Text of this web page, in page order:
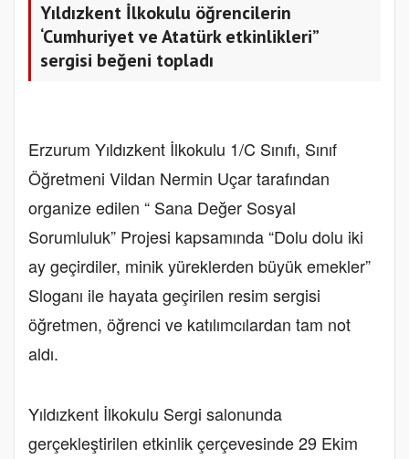
Yıldızkent İlkokulu öğrencilerin
‘Cumhuriyet ve Atatürk etkinlikleri”
sergisi beğeni topladı
Erzurum Yıldızkent İlkokulu 1/C Sınıfı, Sınıf
Öğretmeni Vildan Nermin Uçar tarafından
organize edilen “ Sana Değer Sosyal
Sorumluluk” Projesi kapsamında “Dolu dolu iki
ay geçirdiler, minik yüreklerden büyük emekler”
Sloganı ile hayata geçirilen resim sergisi
öğretmen, öğrenci ve katılımcılardan tam not
aldı.
Yıldızkent İlkokulu Sergi salonunda
gerçekleştirilen etkinlik çerçevesinde 29 Ekim